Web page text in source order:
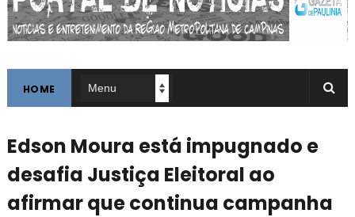
HOME
Edson Moura está impugnado e
desafia Justiça Eleitoral ao
afirmar que continua campanha